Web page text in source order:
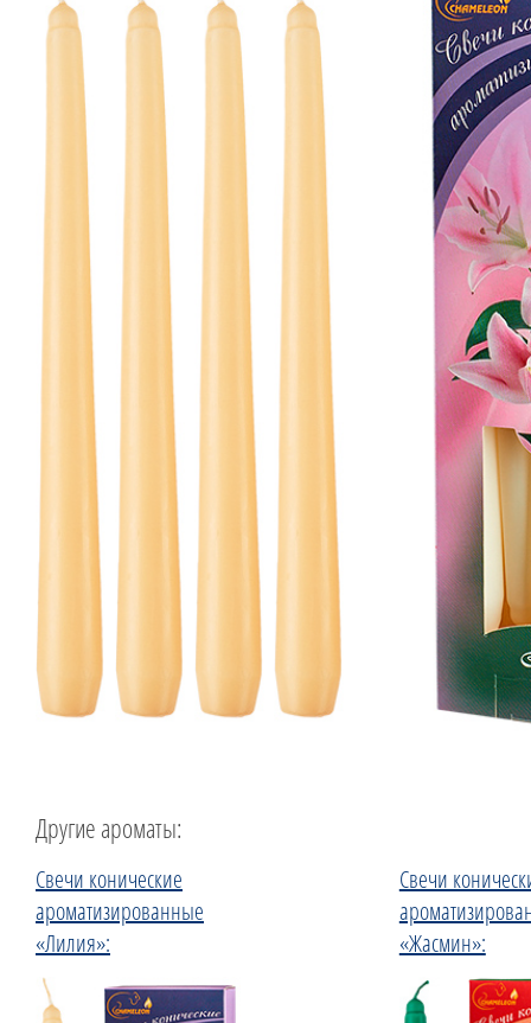
Другие ароматы:
Свечи конические
ароматизированные
«Лилия»:
Свечи
«Жасмин»: